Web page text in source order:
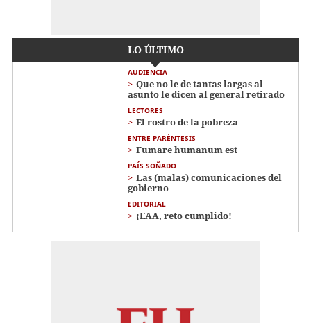
LO ÚLTIMO
AUDIENCIA
Que no le de tantas largas al
asunto le dicen al general retirado
LECTORES
El rostro de la pobreza
ENTRE PARÉNTESIS
Fumare humanum est
PAÍS SOÑADO
Las (malas) comunicaciones del
gobierno
EDITORIAL
¡EAA, reto cumplido!